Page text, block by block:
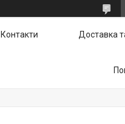
Контакти Доставка